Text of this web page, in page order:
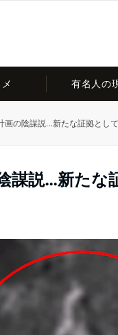
有名人の
画の陰謀説…新たな証拠とし
謀説…新た